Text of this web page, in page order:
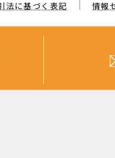
法に基づく表記 情報